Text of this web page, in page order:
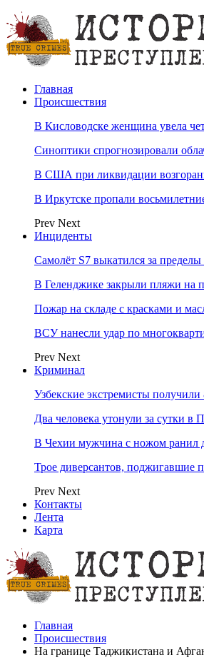
Главная
Происшествия
В Кисловодске женщина увела
Синоптики спрогнозировали
В США при ликвидации
В Иркутске пропали
Prev Next
Инциденты
Самолёт S7 выкатился за
В Геленджике закрыли пляжи на
Пожар на складе с красками и
ВСУ нанесли удар по
Prev Next
Криминал
Узбекские экстремисты
Два человека утонули за сутки в
В Чехии мужчина с ножом
Трое диверсантов, поджигавшие
Prev Next
Контакты
Лента
Карта
Главная
Происшествия
На границе Таджикистана и